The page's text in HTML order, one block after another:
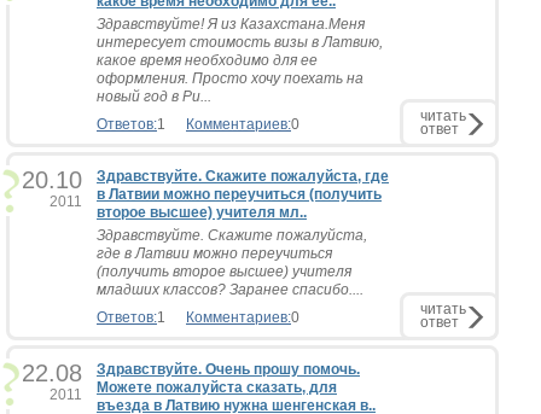
Здравствуйте! Я из Казахстана.Меня
интересует стоимость визы в Латвию,
какое время необходимо для ее
оформления. Просто хочу поехать на
новый год в Ри...
Ответов:1 Комментариев:0 читать
ответ
20.10
2011
Здравствуйте. Скажите пожалуйста, где
в Латвии можно переучиться (получить
второе высшее) учителя мл..
Здравствуйте. Скажите пожалуйста,
где в Латвии можно переучиться
(получить второе высшее) учителя
младших классов? Заранее спасибо....
Ответов:1 Комментариев:0 читать
ответ
22.08
2011
Здравствуйте. Очень прошу помочь.
Можете пожалуйста сказать, для
въезда в Латвию нужна шенгенская в..